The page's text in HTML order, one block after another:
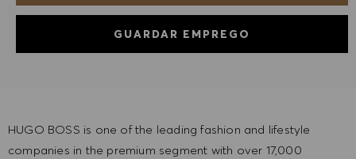
GUARDAR EMPREGO
HUGO BOSS is one of the leading fashion and lifestyle
companies in the premium segment with over 17,000